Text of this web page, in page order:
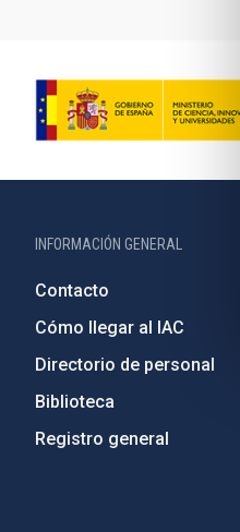
INFORMACIÓN GENERAL
Contacto
Cómo llegar al IAC
Directorio de personal
Biblioteca
Registro general